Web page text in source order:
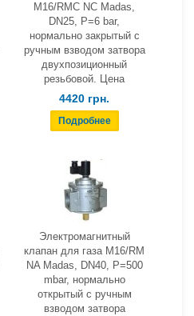
M16/RMC NC Madas,
DN25, Р=6 bar,
нормально закрытый с
ручным взводом затвора
двухпозиционный
резьбовой. Цена
4420 грн.
Электромагнитный
клапан для газа M16/RM
NA Madas, DN40, Р=500
mbar, нормально
открытый с ручным
взводом затвора